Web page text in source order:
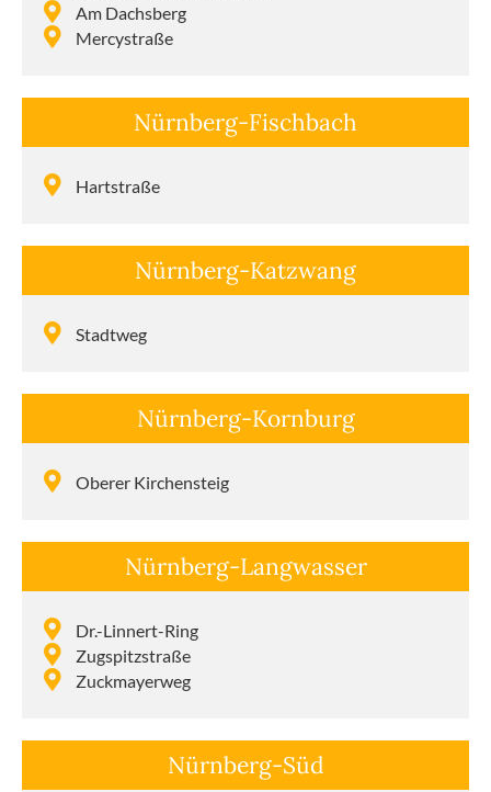
Am Dachsberg
Mercy­straße
Nürnberg-Fischbach
Hartstraße
Nürnberg-Katzwang
Stadtweg
Nürnberg-Kornburg
Oberer Kirchen­steig
Nürnberg-Langwasser
Dr.-Linnert-Ring
Zugspitz­straße
Zuckmay­erweg
Nürnberg-Süd